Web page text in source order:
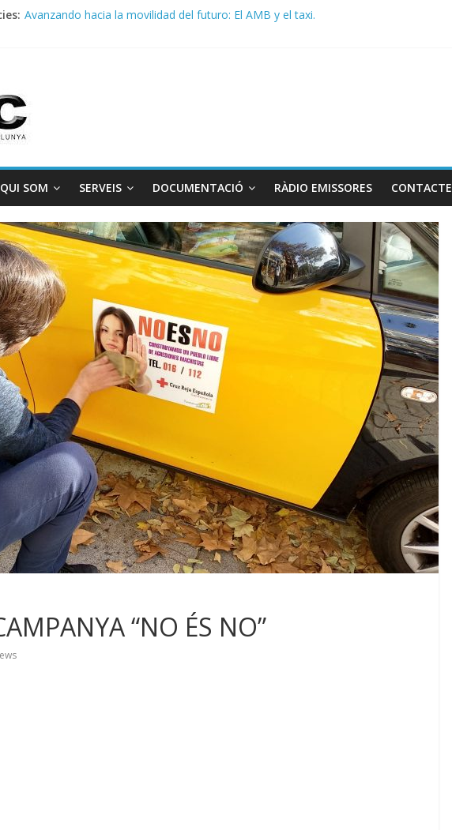
Avanzando hacia la movilidad del futuro: El AMB y el taxi.
QUI SOM SERVEIS DOCUMENTACIÓ RÀDIO EMISSORES CONTACTE
“NO ÉS NO”